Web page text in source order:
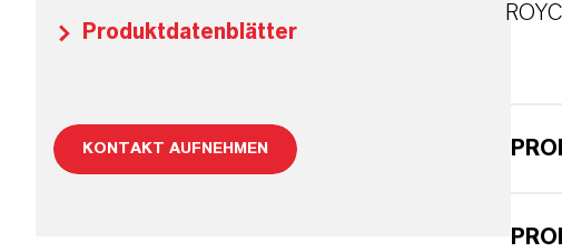
Produktdatenblätter
KONTAKT AUFNEHMEN